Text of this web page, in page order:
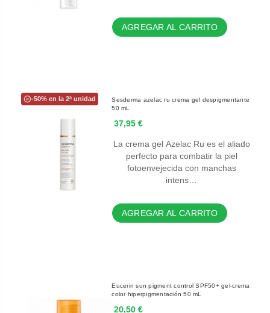
AGREGAR AL CARRITO
-50% en la 2ª unidad
Sesderma azelac ru crema gel despigmentante
50 mL
37,95 €
La crema gel Azelac Ru es el aliado
perfecto para combatir la piel
fotoenvejecida con manchas
intens…
AGREGAR AL CARRITO
Eucerin sun pigment control SPF50+ gel-crema
color hiperpigmentación 50 mL
20,50 €